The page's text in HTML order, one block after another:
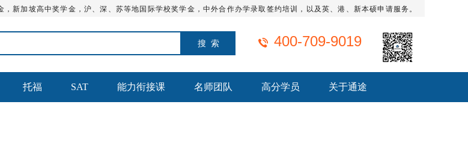
新加坡高中奖学金，沪、深、苏等地国际学校奖学金，中外合作办学录取签约培训，以及英、港、新本硕申请服务。
400-709-9019
托福 SAT 能力衔接课 名师团队 高分学员 关于通途
学校 - 通途国际英语★官网